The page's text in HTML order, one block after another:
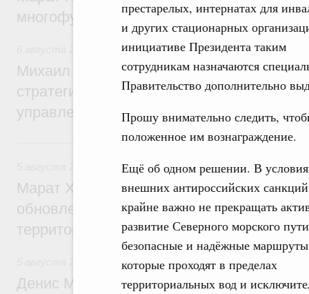
престарелых, интернатах для
и других стационарных
инициативе Президента таким
сотрудникам назначаются
Правительство дополнительно
Прошу внимательно следить,
положенное им вознаграждение.
Ещё об одном решении. В
внешних антироссийских санкций
крайне важно не прекращать
развитие Северного морского
безопасные и надёжные
которые проходят в пределах
территориальных вод и
многофункциональные зоны дорожного
Технологическое развитие. Инновации
Михаил Мишустин дал поручения по
стратегической сессии о
управления научно-технологическим
5 августа, среда
Жилищно-коммунальное хозяйство
Марат Хуснуллин: Более 4,3 тыс.
обновлено в России при участии Фонда
территорий
Инструменты развития территорий.
Денис Мантуров провёл совещание по